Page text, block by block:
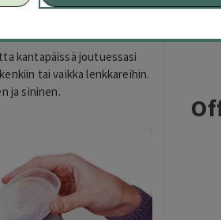
kantapäissä joutuessasi
tai vaikka lenkkareihin.
ja sininen.